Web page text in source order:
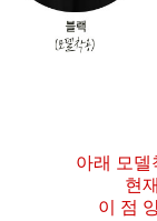
아래 모
현
이 점